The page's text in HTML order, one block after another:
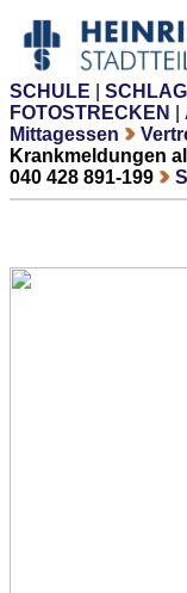
SCHULE
FOTOSTRECKEN
Mittagessen
Krankmeldungen
040 428 891-199